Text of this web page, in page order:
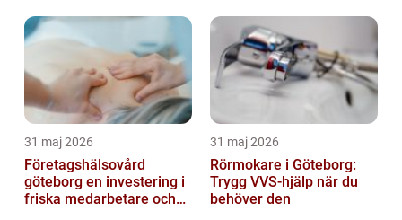
31 maj 2026
Företagshälsovård
göteborg en investering i
friska medarbetare och
31 maj 2026
Rörmokare i Göteborg:
Trygg VVS-hjälp när du
behöver den